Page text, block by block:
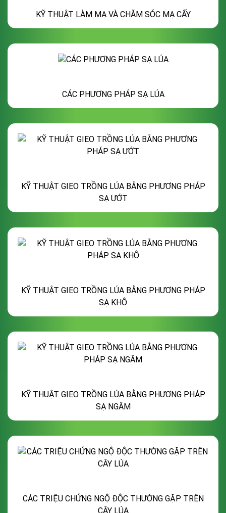
KỸ THUẬT LÀM MẠ VÀ CHĂM SÓC MẠ CẤY
CÁC PHƯƠNG PHÁP SẠ LÚA
KỸ THUẬT GIEO TRỒNG LÚA BẰNG PHƯƠNG PHÁP
SẠ ƯỚT
KỸ THUẬT GIEO TRỒNG LÚA BẰNG PHƯƠNG PHÁP
SẠ KHÔ
KỸ THUẬT GIEO TRỒNG LÚA BẰNG PHƯƠNG PHÁP
SẠ NGÂM
CÁC TRIỆU CHỨNG NGỘ ĐỘC THƯỜNG GẶP TRÊN
CÂY LÚA